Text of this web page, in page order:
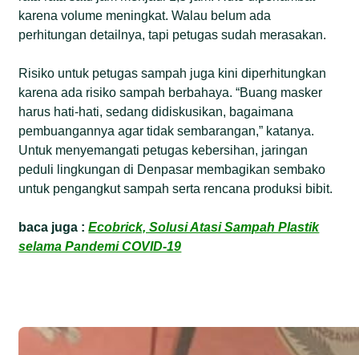
karena volume meningkat. Walau belum ada
perhitungan detailnya, tapi petugas sudah merasakan.
Risiko untuk petugas sampah juga kini diperhitungkan
karena ada risiko sampah berbahaya. “Buang masker
harus hati-hati, sedang didiskusikan, bagaimana
pembuangannya agar tidak sembarangan,” katanya.
Untuk menyemangati petugas kebersihan, jaringan
peduli lingkungan di Denpasar membagikan sembako
untuk pengangkut sampah serta rencana produksi bibit.
baca juga :Ecobrick, Solusi Atasi Sampah Plastik
selama Pandemi COVID-19